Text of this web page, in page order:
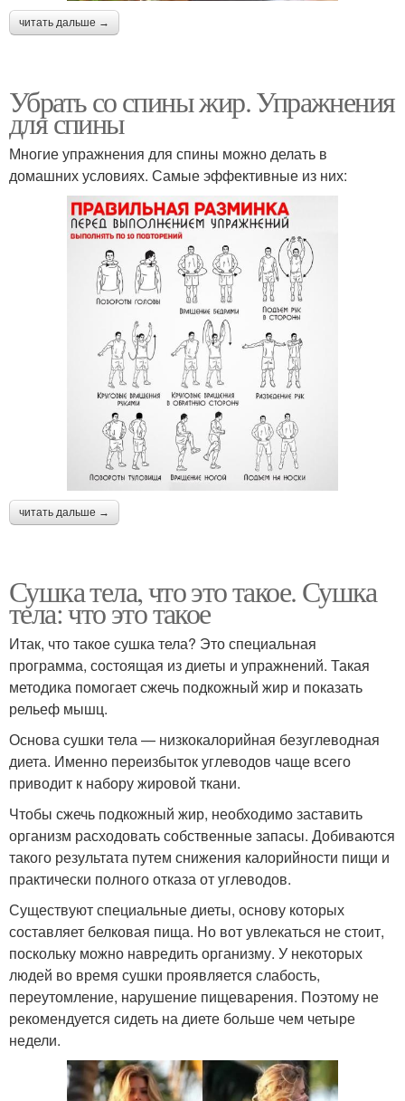
растяжки
читать дальше →
Убрать со спины жир. Упражнения
для спины
Многие упражнения для спины можно делать в
домашних условиях. Самые эффективные из них:
читать дальше →
Сушка тела, что это такое. Сушка
тела: что это такое
Итак, что такое сушка тела? Это специальная
программа, состоящая из диеты и упражнений. Такая
методика помогает сжечь подкожный жир и показать
рельеф мышц.
Основа сушки тела — низкокалорийная безуглеводная
диета. Именно переизбыток углеводов чаще всего
приводит к набору жировой ткани.
Чтобы сжечь подкожный жир, необходимо заставить
организм расходовать собственные запасы. Добиваются
такого результата путем снижения калорийности пищи и
практически полного отказа от углеводов.
Существуют специальные диеты, основу которых
составляет белковая пища. Но вот увлекаться не стоит,
поскольку можно навредить организму. У некоторых
людей во время сушки проявляется слабость,
переутомление, нарушение пищеварения. Поэтому не
рекомендуется сидеть на диете больше чем четыре
недели.